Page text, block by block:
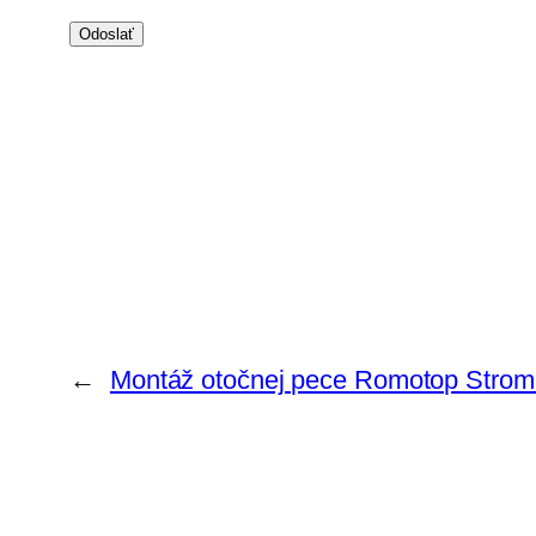
← Montáž otočnej pece Romotop